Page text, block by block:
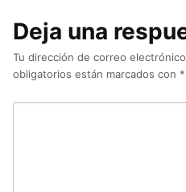
Deja una
Tu dirección de correo
obligatorios están marcados con *